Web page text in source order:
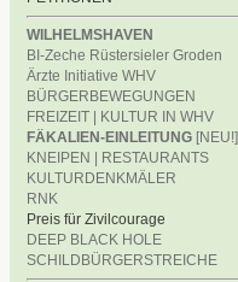
WILHELMSHAVEN
BI-Zeche Rüstersieler Groden
Ärzte Initiative WHV
BÜRGERBEWEGUNGEN
FREIZEIT | KULTUR IN WHV
FÄKALIEN-EINLEITUNG [NEU!]
KNEIPEN | RESTAURANTS
KULTURDENKMÄLER
RNK
Preis für Zivilcourage
DEEP BLACK HOLE
SCHILDBÜRGERSTREICHE